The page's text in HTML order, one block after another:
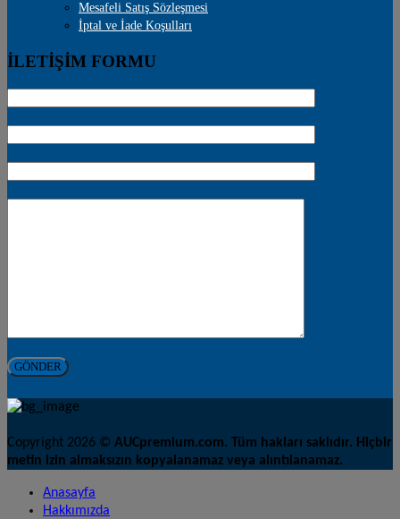
Mesafeli Satış Sözleşmesi
İptal ve İade Koşulları
İLETİŞİM FORMU
Copyright 2026 © AUCpremium.com. Tüm hakları saklıdır. Hiçbir
metin izin almaksızın kopyalanamaz veya alıntılanamaz.
Anasayfa
Hakkımızda